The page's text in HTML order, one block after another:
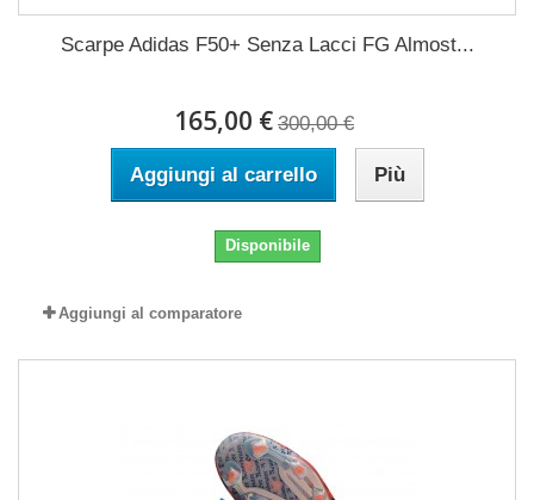
Scarpe Adidas F50+ Senza Lacci FG Almost...
165,00 € 300,00 €
Aggiungi al carrello Più
Disponibile
Aggiungi al comparatore